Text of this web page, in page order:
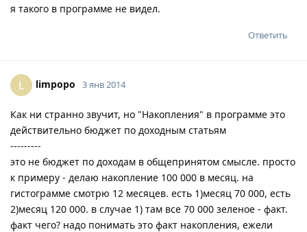
я такого в программе не видел.
Ответить
L limpopo 3 янв 2014
Как ни странно звучит, но "Накопления" в программе это
действительно бюджет по доходным статьям
---------
это не бюджет по доходам в общепринятом смысле. просто
к примеру - делаю накопление 100 000 в месяц. на
гистограмме смотрю 12 месяцев. есть 1)месяц 70 000, есть
2)месяц 120 000. в случае 1) там все 70 000 зеленое - факт.
факт чего? надо понимать это факт накопления, ежели